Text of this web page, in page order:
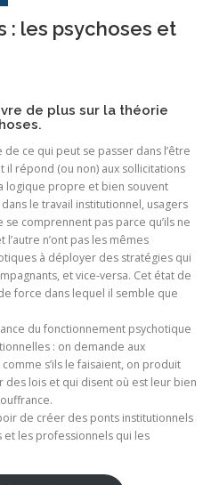
: les psychoses et
de plus sur la théorie
ce qui peut se passer dans l’être
répond (ou non) aux sollicitations
logique propre et bien souvent
le travail institutionnel, usagers
comprennent pas parce qu’ils ne
l’autre n’ont pas les mêmes
à déployer des stratégies qui
et vice-versa. Cet état de
force dans lequel il semble que
du fonctionnement psychotique
: on demande aux
s’ils le faisaient, on produit
lois et qui disent où est leur bien
de créer des ponts institutionnels
les professionnels qui les